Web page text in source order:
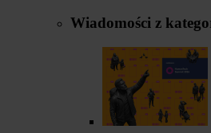
Wiadomości z